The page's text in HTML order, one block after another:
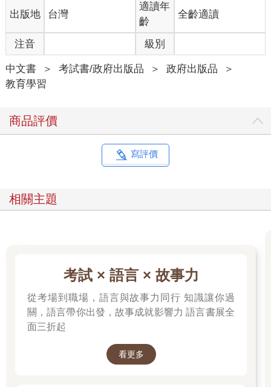
出版地 台灣
適讀年
齡
全齡適讀
注音 級別
中文書 ＞ 考試書/政府出版品 ＞ 政府出版品
＞
教育學習
商品評價
寫評價
相關主題
考試 × 語言 × 故事力
從考場到職場，語言與故事力同行 知識讓你過
關，語言帶你出發，故事成就影響力 語言書展全
面三折起
看更多